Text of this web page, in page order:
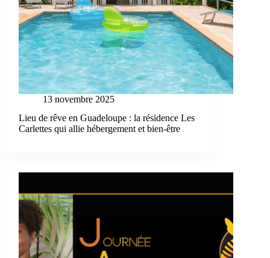
13 novembre 2025
Lieu de rêve en Guadeloupe : la résidence Les
Carlettes qui allie hébergement et bien-être